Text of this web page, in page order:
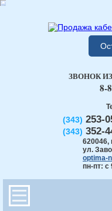
(343) 253-
(343) 352-
620046,
ул.
optima-
пн-пт: с
ЗВОНОК
8-